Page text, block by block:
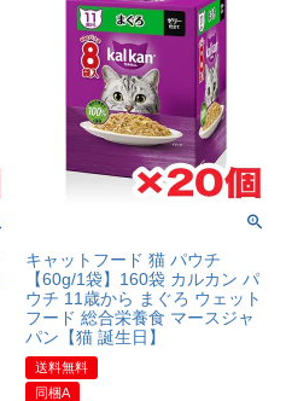
キャットフード 猫 パウチ
【60g/1袋】160袋 カルカン パ
ウチ 11歳から まぐろ ウェット
フード 総合栄養食 マースジャ
パン【猫 誕生日】
送料無料
同梱A